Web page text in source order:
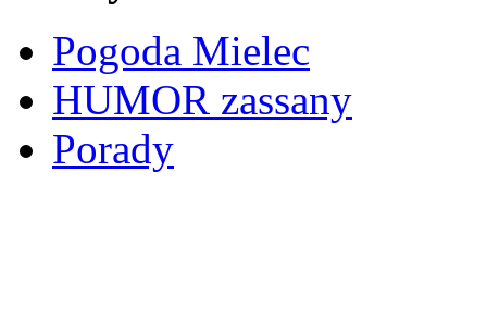
Pogoda Mielec
HUMOR zassany
Porady